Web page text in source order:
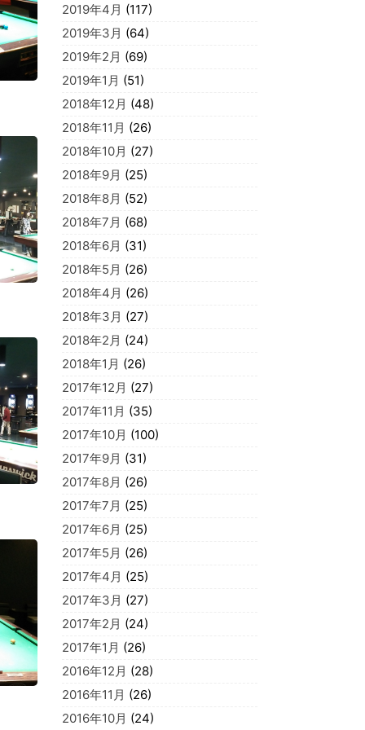
2019年4月 (117)
2019年3月 (64)
2019年2月 (69)
2019年1月 (51)
2018年12月 (48)
2018年11月 (26)
2018年10月 (27)
2018年9月 (25)
2018年8月 (52)
2018年7月 (68)
2018年6月 (31)
2018年5月 (26)
2018年4月 (26)
2018年3月 (27)
2018年2月 (24)
2018年1月 (26)
2017年12月 (27)
2017年11月 (35)
2017年10月 (100)
2017年9月 (31)
2017年8月 (26)
2017年7月 (25)
2017年6月 (25)
2017年5月 (26)
2017年4月 (25)
2017年3月 (27)
2017年2月 (24)
2017年1月 (26)
2016年12月 (28)
2016年11月 (26)
2016年10月 (24)